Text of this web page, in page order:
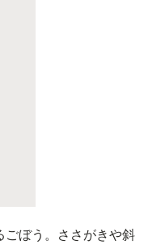
ごぼう。ささがきや斜